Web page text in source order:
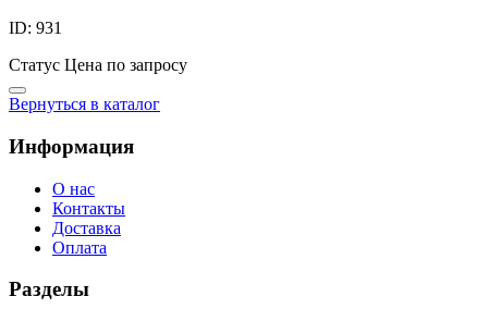
ID: 931
Статус Цена по запросу
Вернуться в каталог
Информация
О нас
Контакты
Доставка
Оплата
Разделы